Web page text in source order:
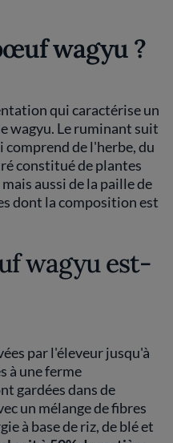
wagyu ?
qui caractérise un
wagyu. Le ruminant suit
comprend de l'herbe, du
constitué de plantes
aussi de la paille de
dont la composition est
wagyu est-
par l'éleveur jusqu'à
à une ferme
gardées dans de
un mélange de fibres
à base de riz, de blé et